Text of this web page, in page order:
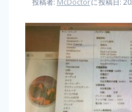
投稿者: McDoctorに投稿日: